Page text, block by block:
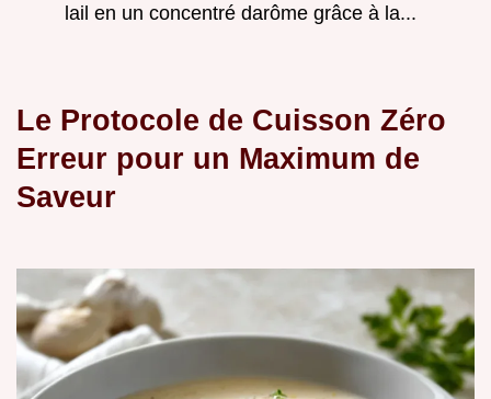
lail en un concentré darôme grâce à la...
Le Protocole de Cuisson Zéro
Erreur pour un Maximum de
Saveur